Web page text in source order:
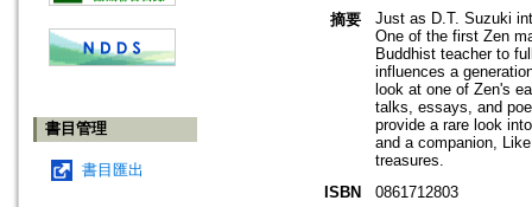
書目管理
書目匯出
摘要
Just as D.T. Suzuki
One of the first Zen
Buddhist teacher to
influences a
look at one of Zen's
talks, essays, and
provide a rare look
and a companion,
treasures.
ISBN
0861712803